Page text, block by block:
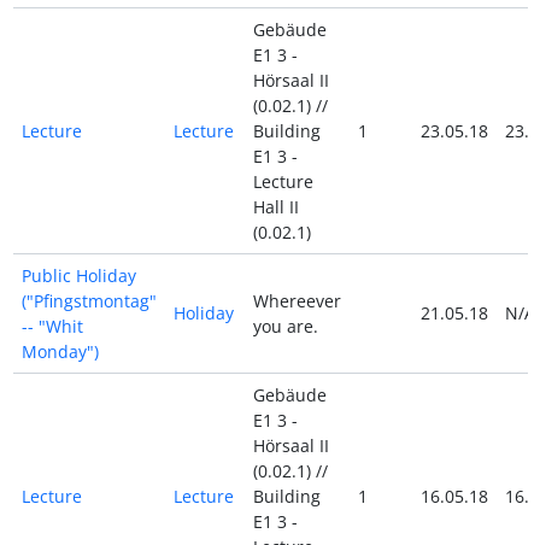
Lecture Lecture
Gebäude
E1 3 -
Hörsaal II
(0.02.1) //
Building
E1 3 -
Lecture
Hall II
(0.02.1)
1 23.05.18
Public Holiday
("Pfingstmontag"
-- "Whit
Monday")
Holiday
Whereever
you are.
21.05.18 N/A
Lecture Lecture
Gebäude
E1 3 -
Hörsaal II
(0.02.1) //
Building
E1 3 -
1 16.05.18